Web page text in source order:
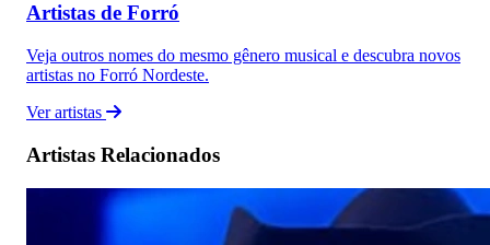
Artistas de Forró
Veja outros nomes do mesmo gênero musical e descubra novos
artistas no Forró Nordeste.
Ver artistas
Artistas Relacionados